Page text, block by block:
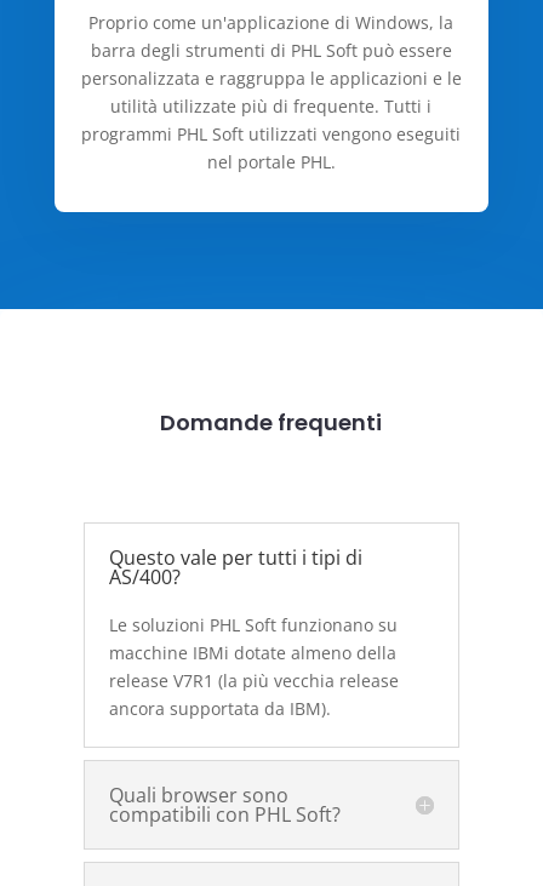
Proprio come un'applicazione di Windows, la
barra degli strumenti di PHL Soft può essere
personalizzata e raggruppa le applicazioni e le
utilità utilizzate più di frequente. Tutti i
programmi PHL Soft utilizzati vengono eseguiti
nel portale PHL.
Domande frequenti
Questo vale per tutti i tipi di
AS/400?
Le soluzioni PHL Soft funzionano su
macchine IBMi dotate almeno della
release V7R1 (la più vecchia release
ancora supportata da IBM).
Quali browser sono
compatibili con PHL Soft?